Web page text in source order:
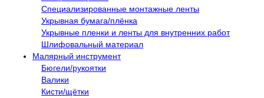
Специализированные монтажные ленты
Укрывная бумага/плёнка
Укрывные пленки и ленты для внутренних работ
Шлифовальный материал
Малярный инструмент
Бюгели/рукоятки
Валики
Кисти/щётки